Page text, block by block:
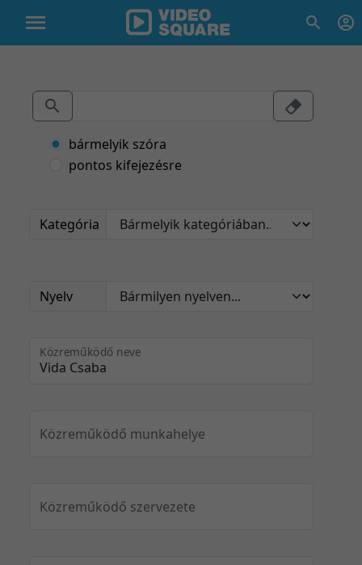
bármelyik szóra
pontos kifejezésre
Kategória
Nyelv
Közreműködő neve
Közreműködő munkahelye
Közreműködő szervezete